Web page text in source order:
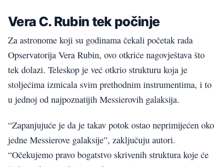
Vera C. Rubin tek počinje
Za astronome koji su godinama čekali početak rada
Opservatorija Vera Rubin, ovo otkriće nagovještava što
tek dolazi. Teleskop je već otkrio strukturu koja je
stoljećima izmicala svim prethodnim instrumentima, i to
u jednoj od najpoznatijih Messierovih galaksija.
“Zapanjujuće je da je takav potok ostao neprimijećen oko
jedne Messierove galaksije”, zaključuju autori.
“Očekujemo pravo bogatstvo skrivenih struktura koje će